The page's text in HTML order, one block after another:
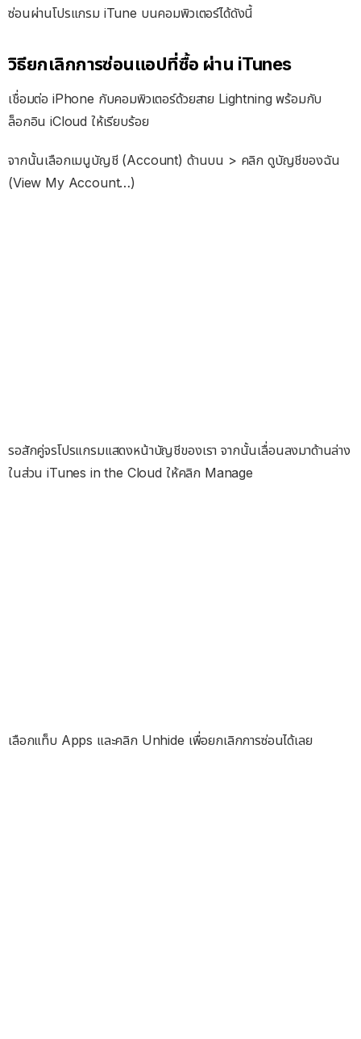
ซ่อนผ่านโปรแกรม iTune บนคอมพิวเตอร์ได้ดังนี้
วิธียกเลิกการซ่อนแอปที่ซื้อ ผ่าน iTunes
เชื่อมต่อ iPhone กับคอมพิวเตอร์ด้วยสาย Lightning พร้อมกับ
ล็อกอิน iCloud ให้เรียบร้อย
จากนั้นเลือกเมนูบัญชี (Account) ด้านบน > คลิก ดูบัญชีของฉัน
(View My Account…)
รอสักคู่จรโปรแกรมแสดงหน้าบัญชีของเรา จากนั้นเลื่อนลงมาด้านล่าง
ในส่วน iTunes in the Cloud ให้คลิก Manage
เลือกแท็บ Apps และคลิก Unhide เพื่อยกเลิกการซ่อนได้เลย